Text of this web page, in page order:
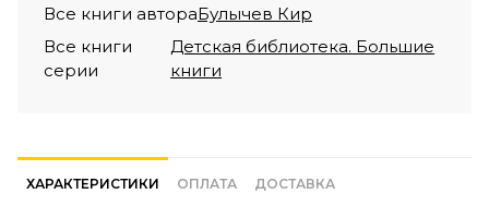
Все книги автораБулычев Кир
Все книги
серии
Детская библиотека. Большие
книги
ХАРАКТЕРИСТИКИ ОПЛАТА ДОСТАВКА